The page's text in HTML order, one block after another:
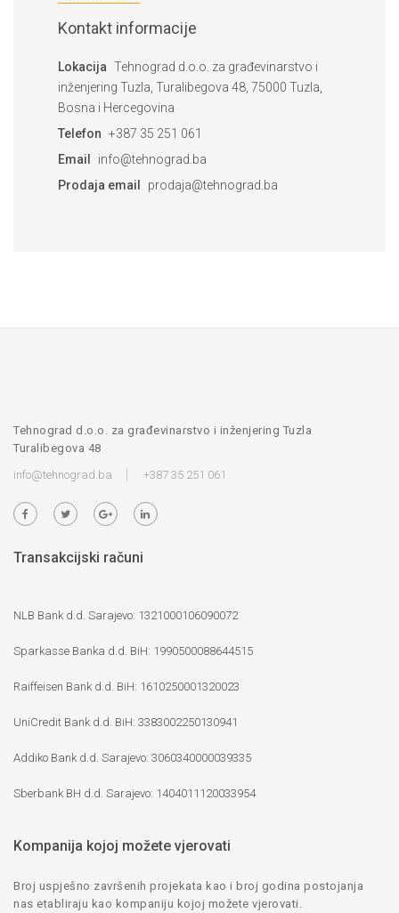
Kontakt informacije
Lokacija Tehnograd d.o.o. za građevinarstvo i
inženjering Tuzla, Turalibegova 48, 75000 Tuzla,
Bosna i Hercegovina
Telefon +387 35 251 061
Email
info@tehnograd.ba
Prodaja email
prodaja@tehnograd.ba
Tehnograd d.o.o. za građevinarstvo i inženjering Tuzla
Turalibegova 48
info@tehnograd.ba
+387 35 251 061
Transakcijski računi
NLB Bank d.d. Sarajevo: 1321000106090072
Sparkasse Banka d.d. BiH: 1990500088644515
Raiffeisen Bank d.d. BiH: 1610250001320023
UniCredit Bank d.d. BiH: 3383002250130941
Addiko Bank d.d. Sarajevo: 3060340000039335
Sberbank BH d.d. Sarajevo: 1404011120033954
Kompanija kojoj možete vjerovati
Broj uspješno završenih projekata kao i broj godina postojanja
nas etabliraju kao kompaniju kojoj možete vjerovati.